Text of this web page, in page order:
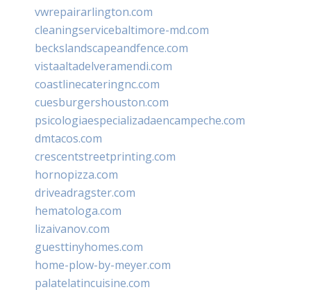
vwrepairarlington.com
cleaningservicebaltimore-md.com
beckslandscapeandfence.com
vistaaltadelveramendi.com
coastlinecateringnc.com
cuesburgershouston.com
psicologiaespecializadaencampeche.com
dmtacos.com
crescentstreetprinting.com
hornopizza.com
driveadragster.com
hematologa.com
lizaivanov.com
guesttinyhomes.com
home-plow-by-meyer.com
palatelatincuisine.com